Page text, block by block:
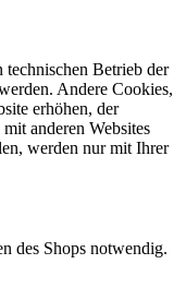
technischen Betrieb der
Andere Cookies,
erhöhen, der
anderen Websites
werden nur mit Ihrer
des Shops notwendig.